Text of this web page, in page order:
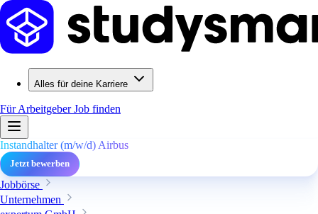
Alles für deine Karriere
Für ArbeitgeberJob finden
Instandhalter (m/w/d) Airbus
Jetzt bewerben
Jobbörse
Unternehmen